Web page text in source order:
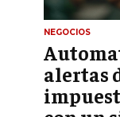
CULTURA Y
ÉTICA
BLOG
NEGOCIOS
alertas